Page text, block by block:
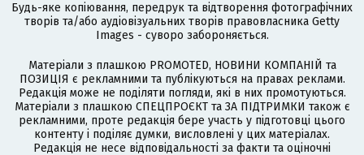
Будь-яке копіювання, передрук та відтворення фотографічних
творів та/або аудіовізуальних творів правовласника Getty
Images - суворо забороняється.
Матеріали з плашкою PROMOTED, НОВИНИ КОМПАНІЙ та
ПОЗИЦІЯ є рекламними та публікуються на правах реклами.
Редакція може не поділяти погляди, які в них промотуються.
Матеріали з плашкою СПЕЦПРОЄКТ та ЗА ПІДТРИМКИ також є
рекламними, проте редакція бере участь у підготовці цього
контенту і поділяє думки, висловлені у цих матеріалах.
Редакція не несе відповідальності за факти та оціночні